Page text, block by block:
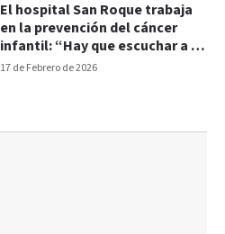
17 de Febrero de 2026
El hospital San Roque trabaja
en la prevención del cáncer
infantil: “Hay que escuchar a la
familia”